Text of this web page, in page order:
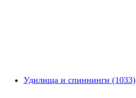
Удилища и спиннинги (1033)